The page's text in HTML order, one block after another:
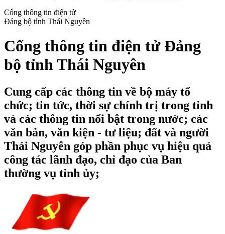
Cổng thông tin điện tử
Đảng bộ tỉnh Thái Nguyên
Cổng thông tin điện tử Đảng
bộ tỉnh Thái Nguyên
Cung cấp các thông tin về bộ máy tổ
chức; tin tức, thời sự chính trị trong tỉnh
và các thông tin nổi bật trong nước; các
văn bản, văn kiện - tư liệu; đất và người
Thái Nguyên góp phần phục vụ hiệu quả
công tác lãnh đạo, chỉ đạo của Ban
thường vụ tỉnh ủy;